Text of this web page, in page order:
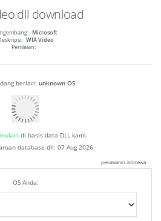
download
Microsoft
WIA Video
Penilaian:
berlari: unknown OS
di basis data DLL kami.
database dll: 07 Aug 2026
penawaran istimewa
OS Anda: